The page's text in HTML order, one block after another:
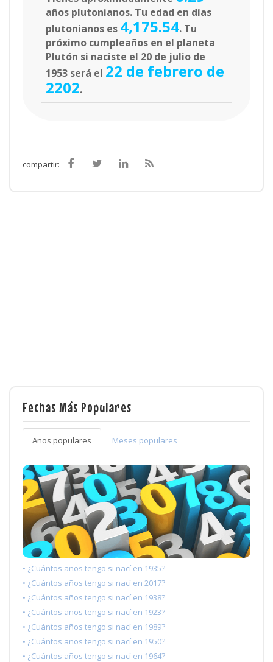
años plutonianos. Tu edad en días
plutonianos es 4,175.54. Tu
próximo cumpleaños en el planeta
Plutón si naciste el 20 de julio de
1953 será el 22 de febrero de
2202.
compartir:
Fechas Más Populares
Años populares Meses populares
• ¿Cuántos años tengo si nací en 1935?
• ¿Cuántos años tengo si nací en 2017?
• ¿Cuántos años tengo si nací en 1938?
• ¿Cuántos años tengo si nací en 1923?
• ¿Cuántos años tengo si nací en 1989?
• ¿Cuántos años tengo si nací en 1950?
• ¿Cuántos años tengo si nací en 1964?